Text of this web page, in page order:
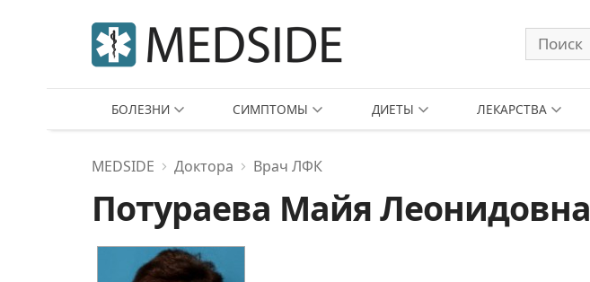
БОЛЕЗНИ СИМПТОМЫ ДИЕТЫ ЛЕКАРСТВА
MEDSIDE Доктора Врач ЛФК
Потураева Майя Леонидовна